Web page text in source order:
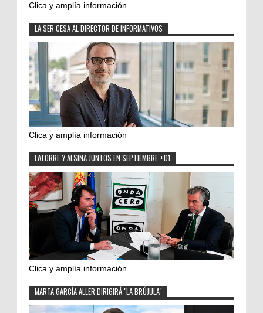
Clica y amplía información
LA SER CESA AL DIRECTOR DE INFORMATIVOS
Clica y amplía información
LATORRE Y ALSINA JUNTOS EN SEPTIEMBRE +D1
Clica y amplía información
MARTA GARCÍA ALLER DIRIGIRÁ "LA BRÚJULA"